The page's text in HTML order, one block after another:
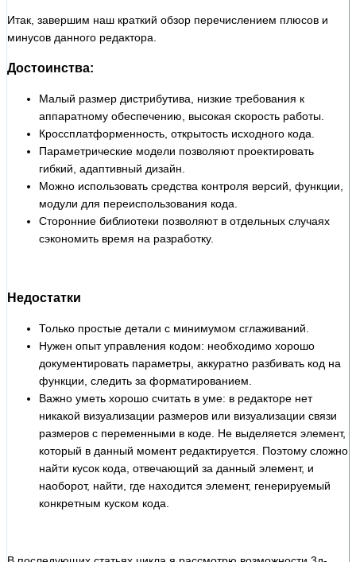
Итак, завершим наш краткий обзор перечислением плюсов и
минусов данного редактора.
Достоинства:
Малый размер дистрибутива, низкие требования к
аппаратному обеспечению, высокая скорость работы.
Кроссплатформенность, открытость исходного кода.
Параметрические модели позволяют проектировать
гибкий, адаптивный дизайн.
Можно использовать средства контроля версий, функции,
модули для переиспользования кода.
Сторонние библиотеки позволяют в отдельных случаях
сэкономить время на разработку.
Недостатки
Только простые детали с минимумом сглаживаний.
Нужен опыт управления кодом: необходимо хорошо
документировать параметры, аккуратно разбивать код на
функции, следить за форматированием.
Важно уметь хорошо считать в уме: в редакторе нет
никакой визуализации размеров или визуализации связи
размеров с переменными в коде. Не выделяется элемент,
который в данный момент редактируется. Поэтому сложно
найти кусок кода, отвечающий за данный элемент, и
наоборот, найти, где находится элемент, генерируемый
конкретным куском кода.